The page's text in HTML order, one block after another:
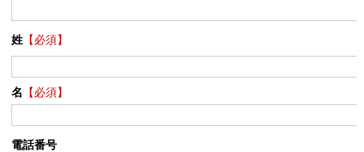
姓【必須】
名 【必須】
電話番号